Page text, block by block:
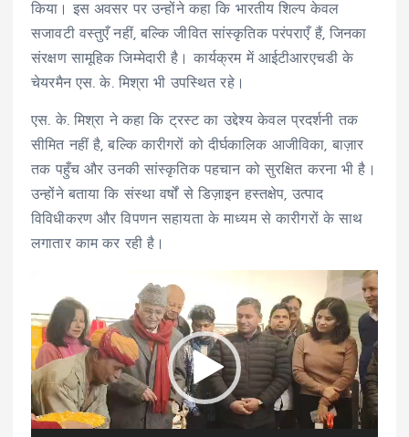
किया। इस अवसर पर उन्होंने कहा कि भारतीय शिल्प केवल
सजावटी वस्तुएँ नहीं, बल्कि जीवित सांस्कृतिक परंपराएँ हैं, जिनका
संरक्षण सामूहिक जिम्मेदारी है। कार्यक्रम में आईटीआरएचडी के
चेयरमैन एस. के. मिश्रा भी उपस्थित रहे।
एस. के. मिश्रा ने कहा कि ट्रस्ट का उद्देश्य केवल प्रदर्शनी तक
सीमित नहीं है, बल्कि कारीगरों को दीर्घकालिक आजीविका, बाज़ार
तक पहुँच और उनकी सांस्कृतिक पहचान को सुरक्षित करना भी है।
उन्होंने बताया कि संस्था वर्षों से डिज़ाइन हस्तक्षेप, उत्पाद
विविधीकरण और विपणन सहायता के माध्यम से कारीगरों के साथ
लगातार काम कर रही है।
d
e
o
P
l